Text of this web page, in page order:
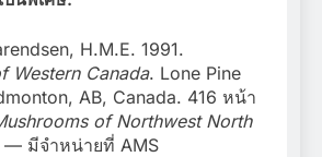
H.M.E. 1991.
Western Canada. Lone Pine
AB, Canada. 416 หน้า
of Northwest North
มีจำหน่ายที่ AMS